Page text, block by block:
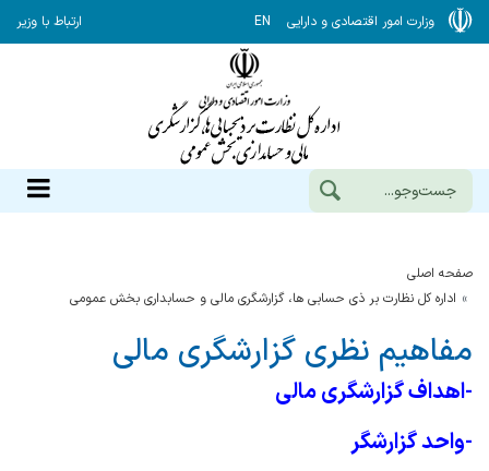
وزارت امور اقتصادی و دارایی EN ارتباط با وزیر
صفحه اصلی
اداره کل نظارت بر ذی حسابی ها، گزارشگری مالی و حسابداری بخش عمومی
مفاهیم نظری گزارشگری مالی
-اهداف گزارشگری مالی
-واحد گزارشگر